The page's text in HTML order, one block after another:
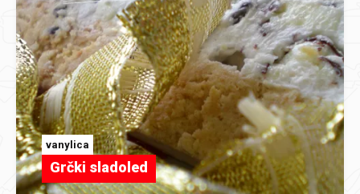
vanylica
Grčki sladoled